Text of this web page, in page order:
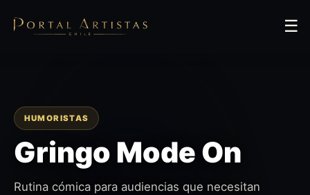
☰
HUMORISTAS
Gringo Mode On
Rutina cómica para audiencias que necesitan